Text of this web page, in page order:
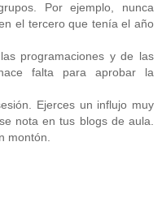
Por ejemplo, nunca
el tercero que tenía el año
programaciones y de las
falta para aprobar la
Ejerces un influjo muy
nota en tus blogs de aula.
montón.